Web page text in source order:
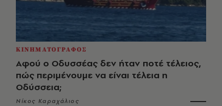
ΚΙΝΗΜΑΤΟΓΡΑΦΟΣ
Αφού ο Οδυσσέας δεν ήταν ποτέ τέλειος,
πώς περιμένουμε να είναι τέλεια η
Οδύσσεια;
Νίκος Καραχάλιος